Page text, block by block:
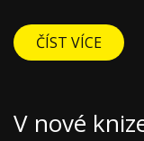
ČÍST VÍCE
V nové